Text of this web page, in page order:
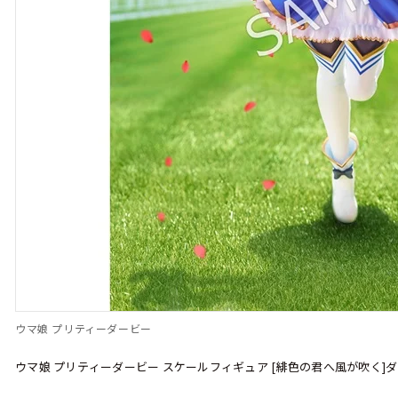
ウマ娘 プリティーダービー
ウマ娘 プリティーダービー スケールフィギュア [緋色の君へ風が吹く]